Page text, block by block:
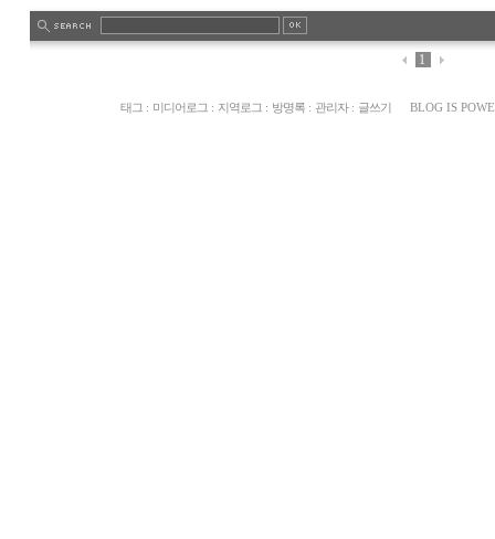
1
태그 : 미디어로그 : 지역로그 : 방명록: 관리자: 글쓰기 BLOG IS